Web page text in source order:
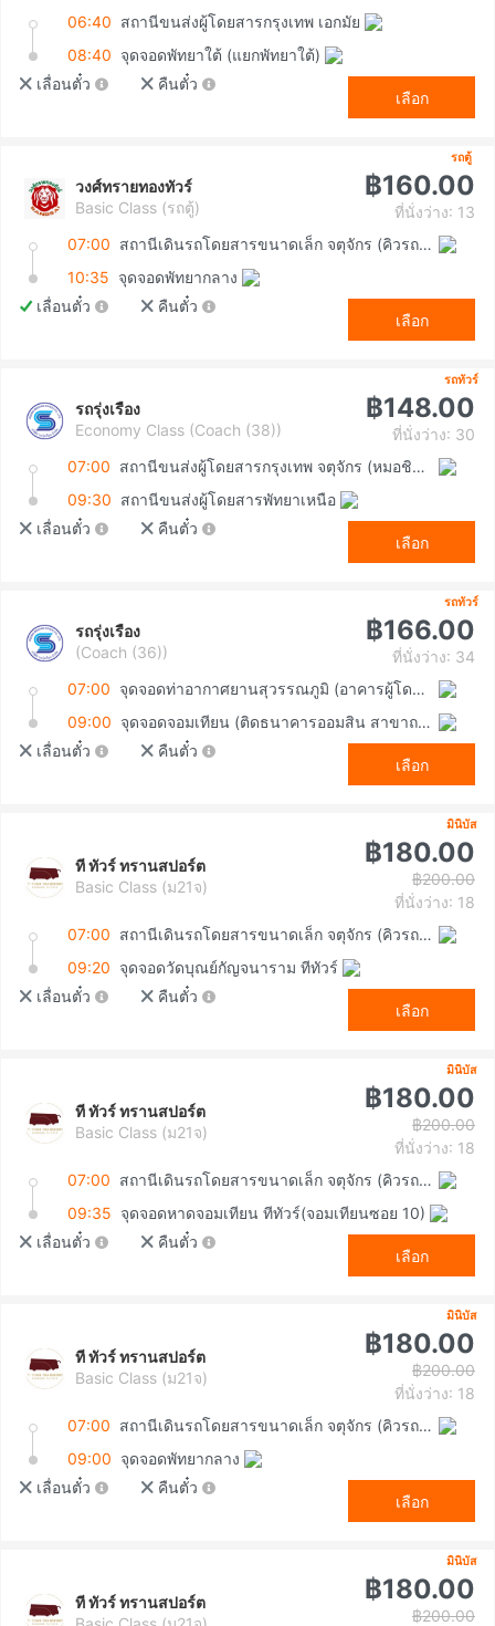
06:40 สถานีขนส่งผู้โดยสารกรุงเทพ เอกมัย
08:40 จุดจอดพัทยาใต้ (แยกพัทยาใต้)
เลื่อนตั๋ว
คืนตั๋ว
เลือก
รถตู้
วงศ์ทรายทองทัวร์
Basic Class (รถตู้)
฿160.00
ที่นั่งว่าง: 13
07:00
สถานีเดินรถโดยสารขนาดเล็ก จตุจักร (คิวรถตู้หมอชิต 2)
10:35 จุดจอดพัทยากลาง
เลื่อนตั๋ว
คืนตั๋ว
เลือก
รถทัวร์
รถรุ่งเรือง
Economy Class (Coach (38))
฿148.00
ที่นั่งว่าง: 30
07:00
สถานีขนส่งผู้โดยสารกรุงเทพ จตุจักร (หมอชิต2)
09:30 สถานีขนส่งผู้โดยสารพัทยาเหนือ
เลื่อนตั๋ว
คืนตั๋ว
เลือก
รถทัวร์
รถรุ่งเรือง
(Coach (36))
฿166.00
ที่นั่งว่าง: 34
07:00
จุดจอดท่าอากาศยานสุวรรณภูมิ (อาคารผู้โดยสารขาเข้า ชั้น 1 ประตู 8)
09:00
จุดจอดจอมเทียน (ติดธนาคารออมสิน สาขาถนนทัพพระยา)
เลื่อนตั๋ว
คืนตั๋ว
เลือก
มินิบัส
ที ทัวร์ ทรานสปอร์ต
Basic Class (ม21จ)
฿180.00
฿200.00
ที่นั่งว่าง: 18
07:00
สถานีเดินรถโดยสารขนาดเล็ก จตุจักร (คิวรถตู้หมอชิต 2)
09:20 จุดจอดวัดบุณย์กัญจนาราม ทีทัวร์
เลื่อนตั๋ว
คืนตั๋ว
เลือก
มินิบัส
ที ทัวร์ ทรานสปอร์ต
Basic Class (ม21จ)
฿180.00
฿200.00
ที่นั่งว่าง: 18
07:00
สถานีเดินรถโดยสารขนาดเล็ก จตุจักร (คิวรถตู้หมอชิต 2)
09:35 จุดจอดหาดจอมเทียน ทีทัวร์(จอมเทียนซอย 10)
เลื่อนตั๋ว
คืนตั๋ว
เลือก
มินิบัส
ที ทัวร์ ทรานสปอร์ต
Basic Class (ม21จ)
฿180.00
฿200.00
ที่นั่งว่าง: 18
07:00
สถานีเดินรถโดยสารขนาดเล็ก จตุจักร (คิวรถตู้หมอชิต 2)
09:00 จุดจอดพัทยากลาง
เลื่อนตั๋ว
คืนตั๋ว
เลือก
มินิบัส
ที ทัวร์ ทรานสปอร์ต
฿180.00
฿200.00